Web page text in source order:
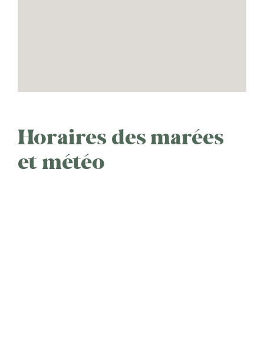
Horaires des marées
et météo